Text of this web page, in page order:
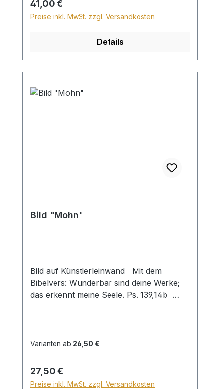
Regulärer Preis:
41,00 €
Preise inkl. MwSt. zzgl. Versandkosten
Details
Bild "Mohn"
Bild auf Künstlerleinwand Mit dem
Bibelvers: Wunderbar sind deine Werke;
das erkennt meine Seele. Ps. 139,14b
Zuschlag für Sperrgut in Höhe von
Ausland beträgt der Sperrgutzuschlag
30€.
Varianten ab 26,50 €
Regulärer Preis:
27,50 €
Preise inkl. MwSt. zzgl. Versandkosten